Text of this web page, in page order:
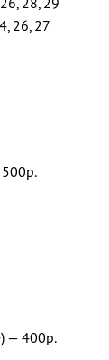
26, 27
— 400р.